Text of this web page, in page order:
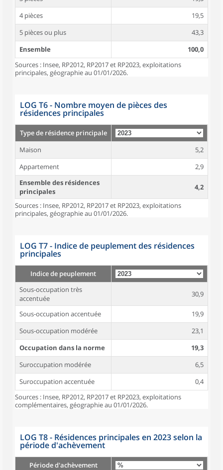
4 pièces
19,5
5 pièces ou plus
43,3
Ensemble
100,0
Sources : Insee, RP2012, RP2017 et RP2023, exploitations
principales, géographie au 01/01/2026.
LOG T6 - Nombre moyen de pièces des
résidences principales
Type de résidence principale
Maison
5,2
Appartement
2,9
Ensemble des résidences
principales
4,2
Sources : Insee, RP2012, RP2017 et RP2023, exploitations
principales, géographie au 01/01/2026.
LOG T7 - Indice de peuplement des résidences
principales
Indice de peuplement
Sous-occupation très
accentuée
30,9
Sous-occupation accentuée
19,9
Sous-occupation modérée
23,1
Occupation dans la norme
19,3
Suroccupation modérée
6,5
Suroccupation accentuée
0,4
Sources : Insee, RP2012, RP2017 et RP2023, exploitations
complémentaires, géographie au 01/01/2026.
LOG T8 - Résidences principales en 2023 selon la
période d'achèvement
Période d'achèvement